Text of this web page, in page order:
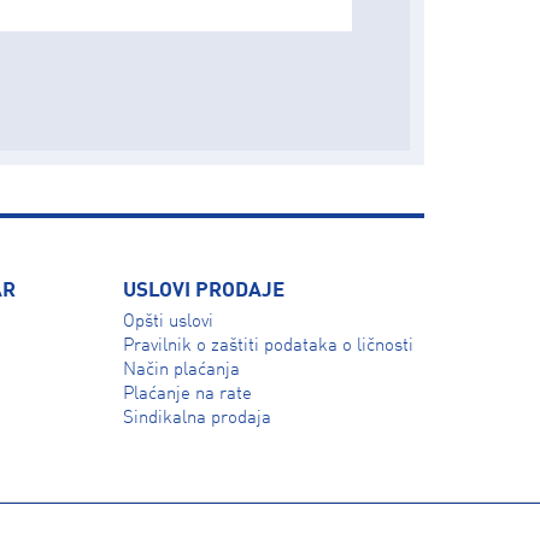
USLOVI PRODAJE
Opšti uslovi
Pravilnik o zaštiti podataka o ličnosti
Način plaćanja
Plaćanje na rate
Sindikalna prodaja